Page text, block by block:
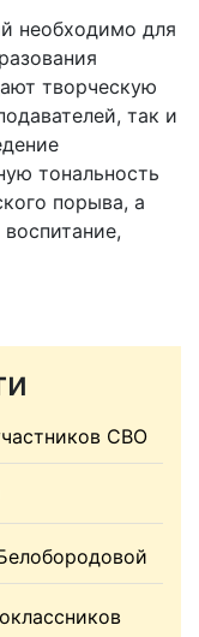
для
творческую
так и
тональность
порыва, а
СВО